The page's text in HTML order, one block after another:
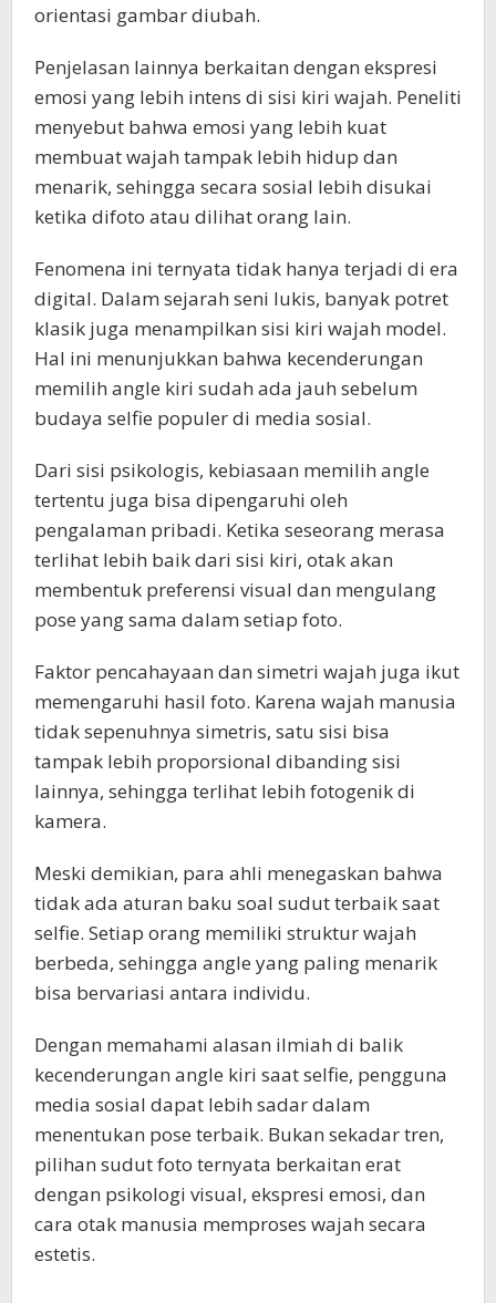
orientasi gambar diubah.
Penjelasan lainnya berkaitan dengan ekspresi
emosi yang lebih intens di sisi kiri wajah. Peneliti
menyebut bahwa emosi yang lebih kuat
membuat wajah tampak lebih hidup dan
menarik, sehingga secara sosial lebih disukai
ketika difoto atau dilihat orang lain.
Fenomena ini ternyata tidak hanya terjadi di era
digital. Dalam sejarah seni lukis, banyak potret
klasik juga menampilkan sisi kiri wajah model.
Hal ini menunjukkan bahwa kecenderungan
memilih angle kiri sudah ada jauh sebelum
budaya selfie populer di media sosial.
Dari sisi psikologis, kebiasaan memilih angle
tertentu juga bisa dipengaruhi oleh
pengalaman pribadi. Ketika seseorang merasa
terlihat lebih baik dari sisi kiri, otak akan
membentuk preferensi visual dan mengulang
pose yang sama dalam setiap foto.
Faktor pencahayaan dan simetri wajah juga ikut
memengaruhi hasil foto. Karena wajah manusia
tidak sepenuhnya simetris, satu sisi bisa
tampak lebih proporsional dibanding sisi
lainnya, sehingga terlihat lebih fotogenik di
kamera.
Meski demikian, para ahli menegaskan bahwa
tidak ada aturan baku soal sudut terbaik saat
selfie. Setiap orang memiliki struktur wajah
berbeda, sehingga angle yang paling menarik
bisa bervariasi antara individu.
Dengan memahami alasan ilmiah di balik
kecenderungan angle kiri saat selfie, pengguna
media sosial dapat lebih sadar dalam
menentukan pose terbaik. Bukan sekadar tren,
pilihan sudut foto ternyata berkaitan erat
dengan psikologi visual, ekspresi emosi, dan
cara otak manusia memproses wajah secara
estetis.